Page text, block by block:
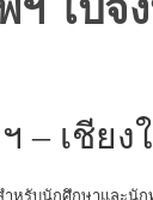
ฯ ไปจั
– เชียง
ำหรับนักศึกษาและนัก